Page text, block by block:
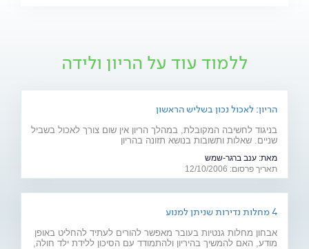
ללמוד עוד על הריון ולידה
הריון: לאכול נכון בשליש הראשון
בניגוד לחשיבה המקובלת, במהלך הריון אין שום צורך לאכול בשביל
שניים. שאלות ותשובות בנושא תזונה בהריון
מאת: ענב ברגר-שמש
תאריך פרסום: 12/10/2006
4 מחלות נדירות שניתן למנוע
אבחון מחלות גנטיות בעובר מאפשר להורים לעתיד להחליט באופן
מודע, האם להמשיך בהיריון ולהתמודד עם הסיכון ללידת ילד חולה,